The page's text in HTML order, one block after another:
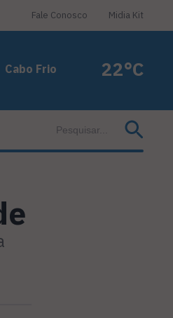
Fale Conosco Midia Kit
Cabo Frio 22°C